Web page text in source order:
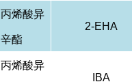
丙烯酸异
辛酯
2-EHA
丙烯酸异
IBA